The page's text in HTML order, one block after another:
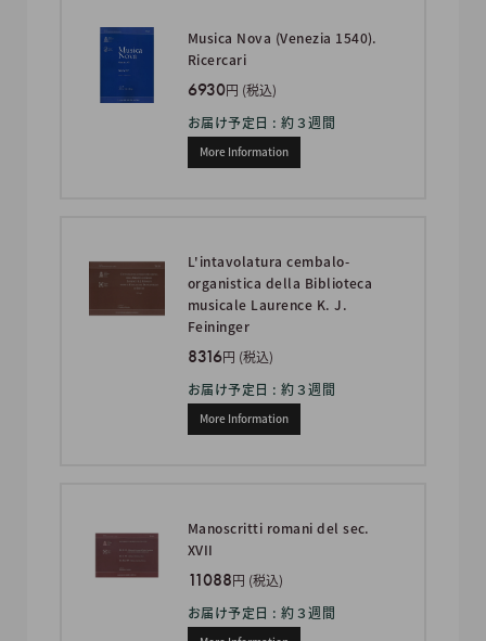
Musica Nova (Venezia 1540).
Ricercari
6930円 (税込)
お届け予定日 : 約３週間
More Information
L'intavolatura cembalo-
organistica della Biblioteca
musicale Laurence K. J.
Feininger
8316円 (税込)
お届け予定日 : 約３週間
More Information
Manoscritti romani del sec.
XVII
11088円 (税込)
お届け予定日 : 約３週間